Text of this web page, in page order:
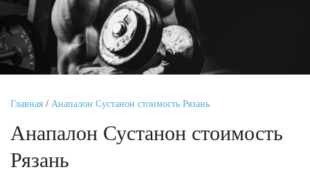
Главная / Анапалон Сустанон стоимость Рязань
Анапалон Сустанон стоимость
Рязань